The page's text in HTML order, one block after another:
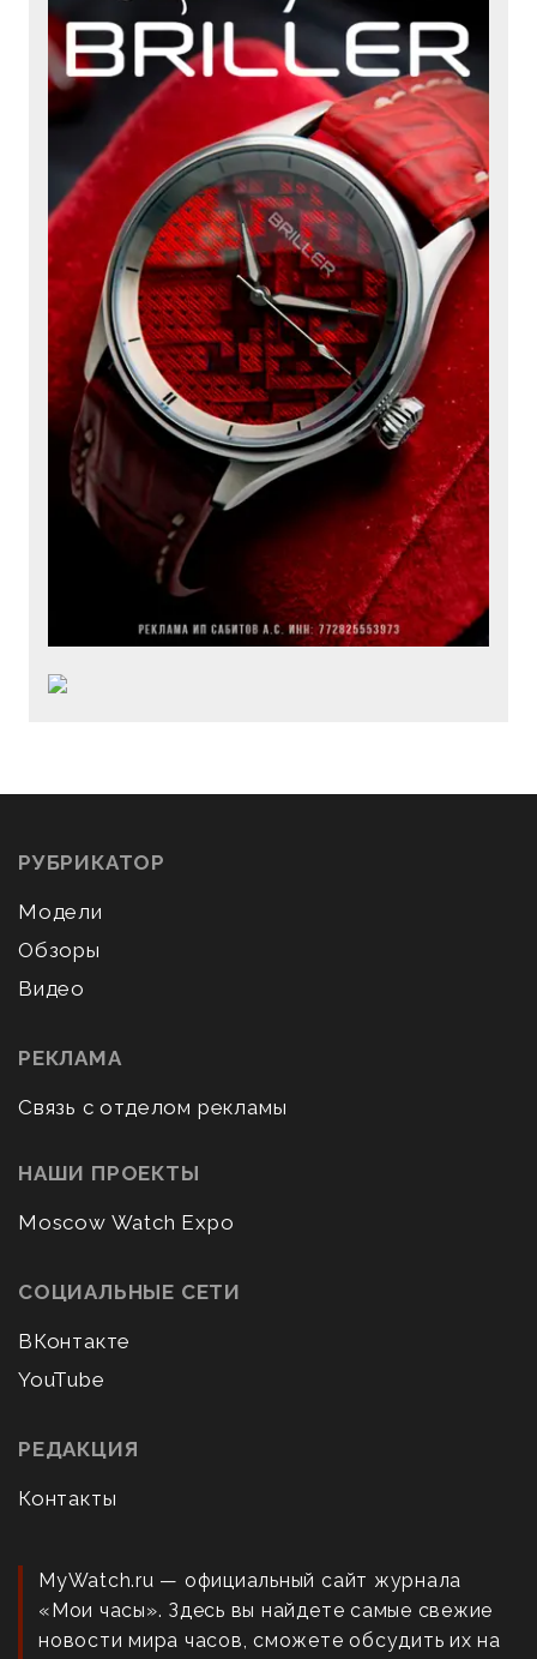
РУБРИКАТОР
Модели
Обзоры
Видео
РЕКЛАМА
Связь с отделом рекламы
НАШИ ПРОЕКТЫ
Moscow Watch Expo
СОЦИАЛЬНЫЕ СЕТИ
ВКонтакте
YouTube
РЕДАКЦИЯ
Контакты
MyWatch.ru — официальный сайт журнала
«Мои часы». Здесь вы найдете самые свежие
новости мира часов, сможете обсудить их на